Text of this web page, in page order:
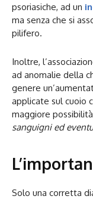
psoriasiche, ad un
ma senza che si
pilifero.
Inoltre,
ad anomalie della
genere
applicate sul cuoio
maggiore
sanguigni ed
Solo una corretta